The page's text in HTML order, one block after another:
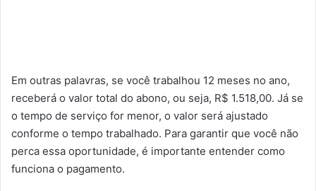
Em outras palavras, se você trabalhou 12 meses no ano,
receberá o valor total do abono, ou seja, R$ 1.518,00. Já se
o tempo de serviço for menor, o valor será ajustado
conforme o tempo trabalhado. Para garantir que você não
perca essa oportunidade, é importante entender como
funciona o pagamento.